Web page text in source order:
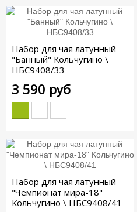
Набор для чая латунный
"Банный" Кольчугино \
НБС9408/33
3 590 руб
Набор для чая латунный
"Чемпионат мира-18"
Кольчугино \ НБС9408/41